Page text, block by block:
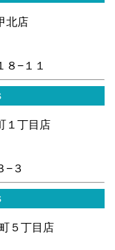
北店
−１１
１丁目店
−３
５丁目店